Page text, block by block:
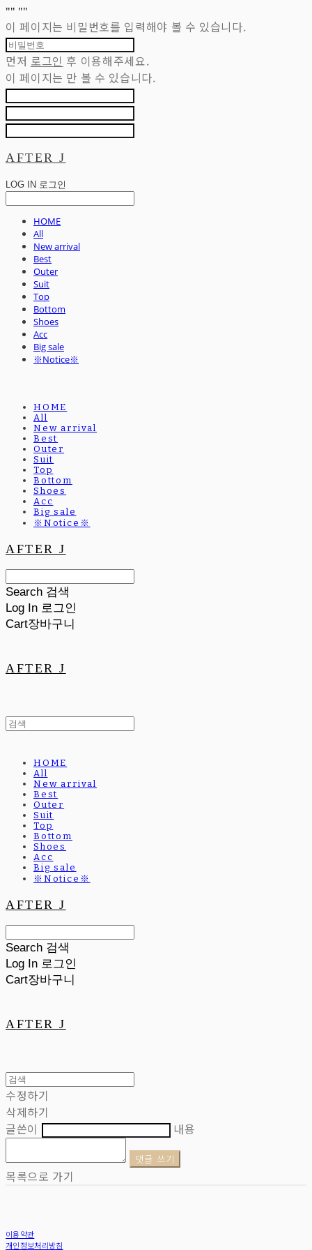
"" ""
이 페이지는 비밀번호를 입력해야 볼 수 있습니다.
먼저 로그인 후 이용해주세요.
이 페이지는 만 볼 수 있습니다.
AFTER J
LOG IN 로그인
HOME
All
New arrival
Best
Outer
Suit
Top
Bottom
Shoes
Acc
Big sale
※Notice※
HOME
All
New arrival
Best
Outer
Suit
Top
Bottom
Shoes
Acc
Big sale
※Notice※
AFTER J
Search 검색
Log In 로그인
Cart장바구니
AFTER J
HOME
All
New arrival
Best
Outer
Suit
Top
Bottom
Shoes
Acc
Big sale
※Notice※
AFTER J
Search 검색
Log In 로그인
Cart장바구니
AFTER J
수정하기
삭제하기
글쓴이
내용
댓글 쓰기
목록으로 가기
이용약관
개인정보처리방침